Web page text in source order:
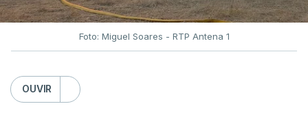
Foto: Miguel Soares - RTP Antena 1
OUVIR